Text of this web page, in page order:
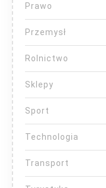
Prawo
Przemysł
Rolnictwo
Sklepy
Sport
Technologia
Transport